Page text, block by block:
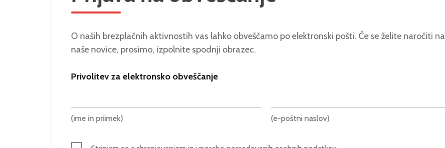
O naših brezplačnih aktivnostih vas lahko obveščamo po elektronski pošti. Če se želite naročiti na
naše novice, prosimo, izpolnite spodnji obrazec.
Privolitev za elektronsko obveščanje
(ime in priimek) (e-poštni naslov)